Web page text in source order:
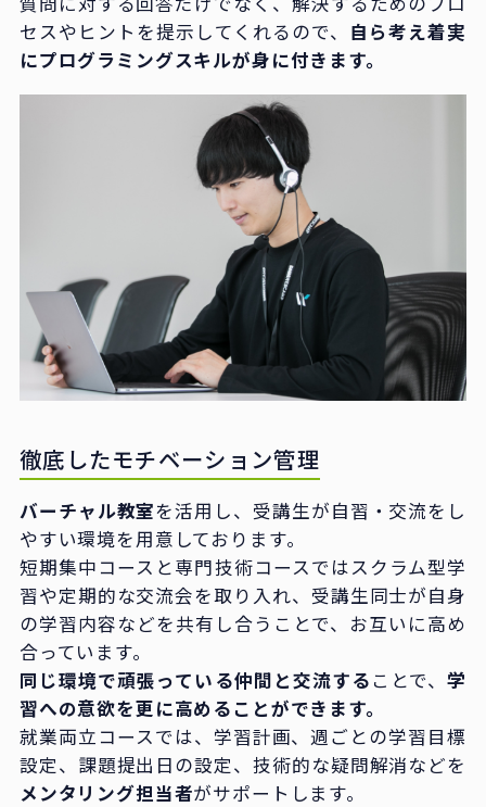
セスやヒントを提示してくれるので、 自ら考え着実
にプログラミングスキルが身に付きます。
徹底したモチベーション管理
バーチャル教室を活用し、受講生が自習・交流をし
やすい環境を用意しております。
短期集中コースと専門技術コースではスクラム型学
習や定期的な交流会を取り入れ、受講生同士が自身
の学習内容などを共有し合うことで、お互いに高め
合っています。
同じ環境で頑張っている仲間と交流する ことで、学
習への意欲を更に高めることができます。
就業両立コースでは、学習計画、週ごとの学習目標
設定、課題提出日の設定、技術的な疑問解消などを
メンタリング担当者がサポートします。